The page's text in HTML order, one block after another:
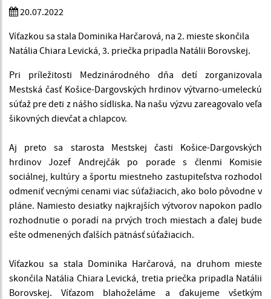
20.07.2022
Víťazkou sa stala Dominika Harčarová, na 2. mieste skončila
Natália Chiara Levická, 3. priečka pripadla Natálii Borovskej.
Pri príležitosti Medzinárodného dňa detí zorganizovala
Mestská časť Košice-Dargovských hrdinov výtvarno-umeleckú
súťaž pre deti z nášho sídliska. Na našu výzvu zareagovalo veľa
šikovných dievčat a chlapcov.
Aj preto sa starosta Mestskej časti Košice-Dargovských
hrdinov Jozef Andrejčák po porade s členmi Komisie
sociálnej, kultúry a športu miestneho zastupiteľstva rozhodol
odmeniť vecnými cenami viac súťažiacich, ako bolo pôvodne v
pláne. Namiesto desiatky najkrajších výtvorov napokon padlo
rozhodnutie o poradí na prvých troch miestach a ďalej bude
ešte odmenených ďalších pätnásť súťažiacich.
Víťazkou sa stala Dominika Harčarová, na druhom mieste
skončila Natália Chiara Levická, tretia priečka pripadla Natálii
Borovskej. Víťazom blahoželáme a ďakujeme všetkým